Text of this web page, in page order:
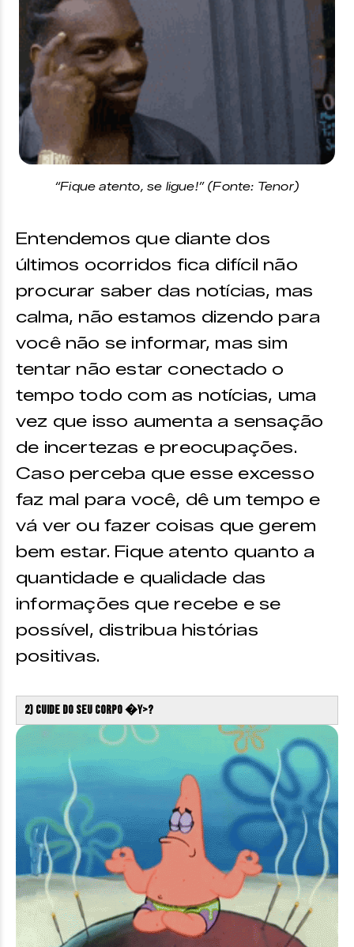
“Fique atento, se ligue!” (Fonte: Tenor)
Entendemos que diante dos
últimos ocorridos fica difícil não
procurar saber das notícias, mas
calma, não estamos dizendo para
você não se informar, mas sim
tentar não estar conectado o
tempo todo com as notícias, uma
vez que isso aumenta a sensação
de incertezas e preocupações.
Caso perceba que esse excesso
faz mal para você, dê um tempo e
vá ver ou fazer coisas que gerem
bem estar. Fique atento quanto a
quantidade e qualidade das
informações que recebe e se
possível, distribua histórias
positivas.
2) Cuide do seu corpo �Y>?